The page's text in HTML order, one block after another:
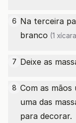
6 Na terceira
branco (1
7 Deixe as
8 Com as
uma das
para decorar.